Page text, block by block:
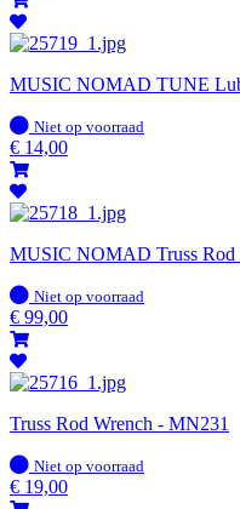
MUSIC NOMAD TUNE
Op
voorraad
Niet op voorraad
€ 14,00
MUSIC NOMAD Truss Rod
Op
voorraad
Niet op voorraad
€ 99,00
Truss Rod Wrench - MN231
Op
voorraad
Niet op voorraad
€ 19,00